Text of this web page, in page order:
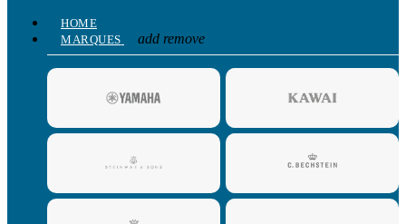
HOME
MARQUES
add remove